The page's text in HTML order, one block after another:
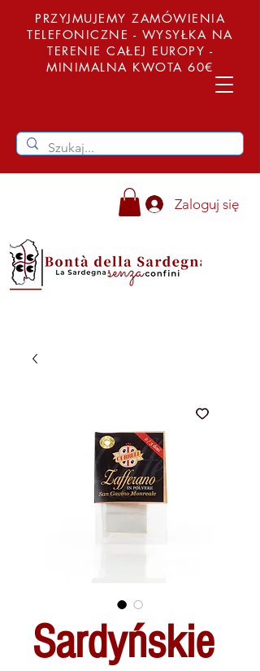
PRZYJMUJEMY ZAMÓWIENIA
TELEFONICZNE - WYSYŁKA NA
TERENIE CAŁEJ EUROPY -
MINIMALNA KWOTA 60€
Zaloguj się
Sardyńskie